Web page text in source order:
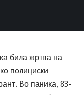
била жртва на
полициски
Во паника, 83-